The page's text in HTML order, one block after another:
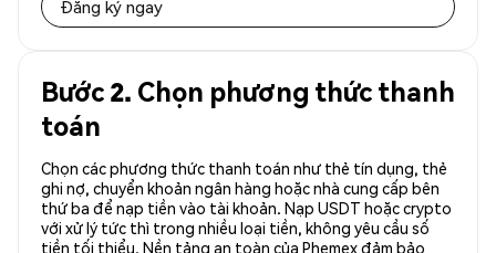
Đăng ký ngay
Bước 2. Chọn phương thức thanh
toán
Chọn các phương thức thanh toán như thẻ tín dụng, thẻ
ghi nợ, chuyển khoản ngân hàng hoặc nhà cung cấp bên
thứ ba để nạp tiền vào tài khoản. Nạp USDT hoặc crypto
với xử lý tức thì trong nhiều loại tiền, không yêu cầu số
tiền tối thiểu. Nền tảng an toàn của Phemex đảm bảo